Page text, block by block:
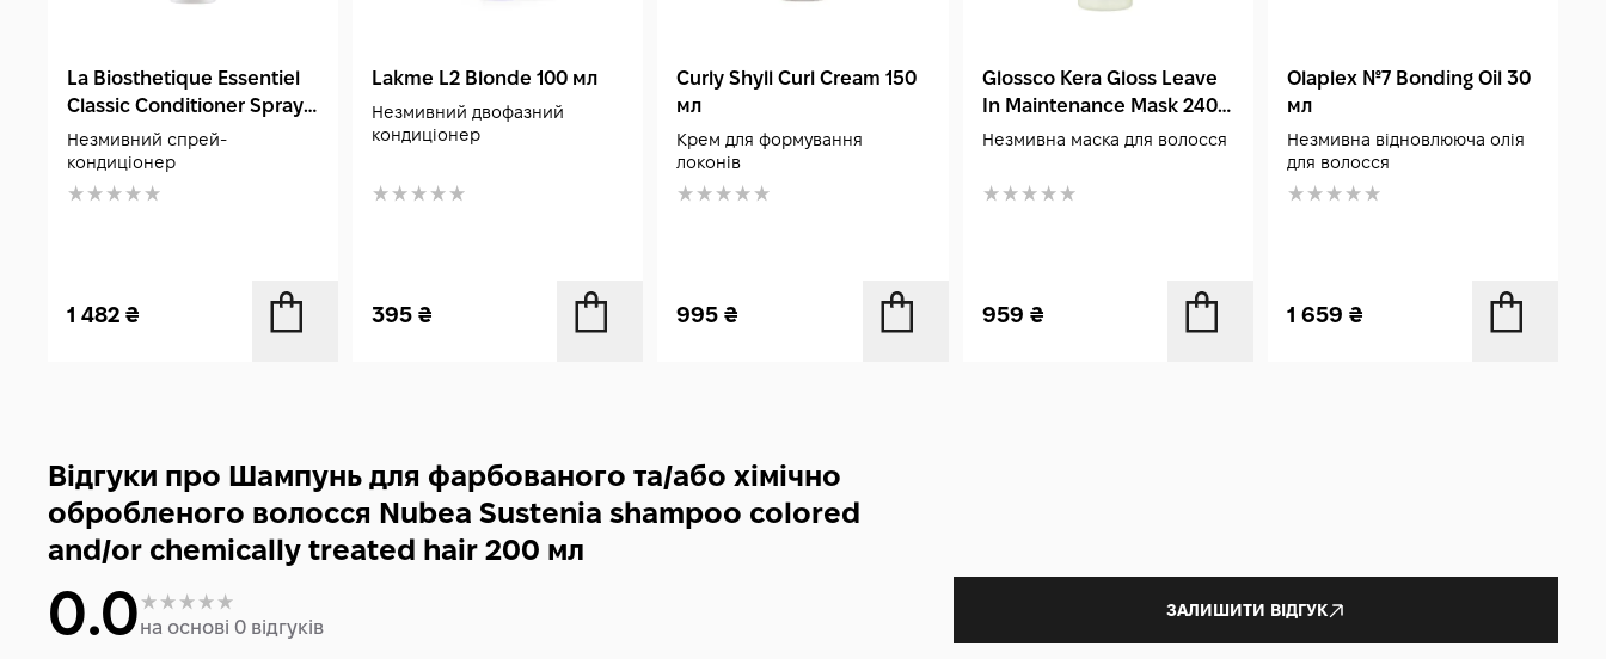
La Biosthetique Essentiel
Classic Conditioner Spray
250 мл
Незмивний спрей-
кондиціонер
1 482 ₴
Lakme L2 Blonde 100 мл
Незмивний двофазний
кондиціонер
395₴
Curly Shyll Curl Cream 150
мл
Крем для формування
локонів
995₴
Glossco Kera Gloss Leave
In Maintenance Mask 240
мл
Незмивна маска для волосся
959 ₴
Olaplex №7 Bonding Oil 30
мл
Незмивна відновлююча олія
для волосся
1 659 ₴
Відгуки про Шампунь для фарбованого та/або хімічно
обробленого волосся Nubea Sustenia shampoo colored
and/or chemically treated hair 200 мл
0.0на основі 0 відгуків
ЗАЛИШИТИ ВІДГУК